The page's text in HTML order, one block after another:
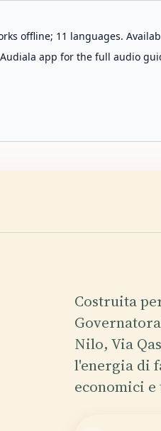
offline; 11 languages.
app for the full audio
Costruita
Nilo, Via
l'energia di
economici